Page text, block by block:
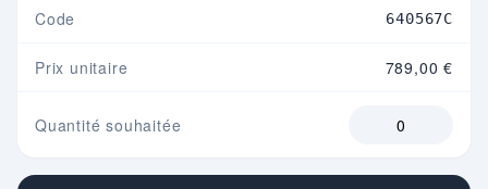
Code 640567C
Prix unitaire 789,00 €
Quantité souhaitée